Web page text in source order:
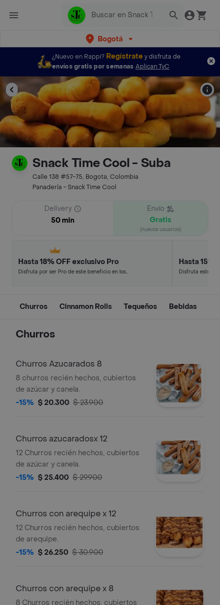
Bogotá
¿Nuevo en Rappi? Regístratey disfruta de
envíos gratis por semanas Aplican TyC
Snack Time Cool - Suba
Calle 138 #57-75, Bogota, Colombia
Panadería - Snack Time Cool
Delivery
50 min
Envío
Gratis
(nuevos usuarios)
Hasta 18% OFF exclusivo Pro
Disfruta por ser Pro de este beneficio en los
Hasta 15%
Disfruta este
Churros Cinnamon Rolls Tequeños Bebidas
Churros
Churros Azucarados 8
8 churros recién hechos, cubiertos
de azúcar y canela.
-15% $ 20.300 $ 23.900
Churros azucaradosx 12
12 Churros recién hechos, cubiertos
de azúcar y canela.
-15% $ 25.400 $ 29.900
Churros con arequipe x 12
12 Churros recién hechos, cubiertos
de arequipe.
-15% $ 26.250 $ 30.900
Churros con arequipe x 8
8 Churros recién hechos, cubiertos